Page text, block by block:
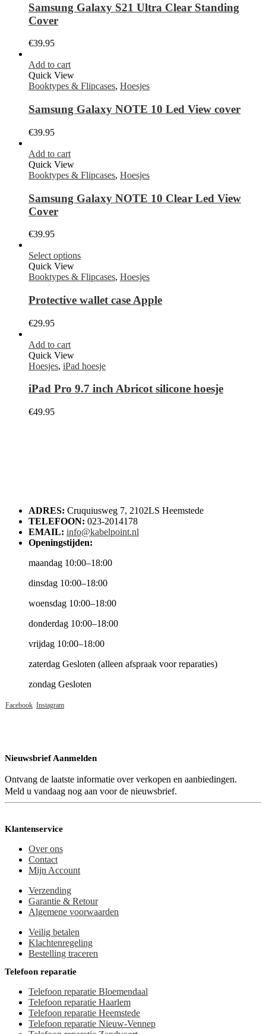
Samsung Galaxy S21 Ultra Clear Standing
Cover
€39.95
Add to cart
Quick View
Booktypes & Flipcases, Hoesjes
Samsung Galaxy NOTE 10 Led View cover
€39.95
Add to cart
Quick View
Booktypes & Flipcases, Hoesjes
Samsung Galaxy NOTE 10 Clear Led View
Cover
€39.95
Select options
Quick View
Booktypes & Flipcases, Hoesjes
Protective wallet case Apple
€29.95
Add to cart
Quick View
Hoesjes, iPad hoesje
iPad Pro 9.7 inch Abricot silicone hoesje
€49.95
ADRES: Cruquiusweg 7, 2102LS Heemstede
TELEFOON: 023-2014178
EMAIL: info@kabelpoint.nl
Openingstijden:
maandag 10:00–18:00
dinsdag 10:00–18:00
woensdag 10:00–18:00
donderdag 10:00–18:00
vrijdag 10:00–18:00
zaterdag Gesloten (alleen afspraak voor reparaties)
zondag Gesloten
Facebook Instagram
Nieuwsbrief Aanmelden
Ontvang de laatste informatie over verkopen en aanbiedingen.
Meld u vandaag nog aan voor de nieuwsbrief.
Klantenservice
Over ons
Contact
Mijn Account
Verzending
Garantie & Retour
Algemene voorwaarden
Veilig betalen
Klachtenregeling
Bestelling traceren
Telefoon reparatie
Telefoon reparatie Bloemendaal
Telefoon reparatie Haarlem
Telefoon reparatie Heemstede
Telefoon reparatie Nieuw-Vennep